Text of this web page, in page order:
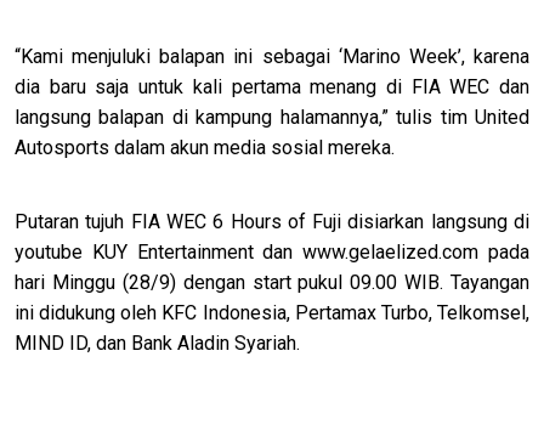
“Kami menjuluki balapan ini sebagai ‘Marino Week’, karena
dia baru saja untuk kali pertama menang di FIA WEC dan
langsung balapan di kampung halamannya,” tulis tim United
Autosports dalam akun media sosial mereka.
Putaran tujuh FIA WEC 6 Hours of Fuji disiarkan langsung di
youtube KUY Entertainment dan www.gelaelized.com pada
hari Minggu (28/9) dengan start pukul 09.00 WIB. Tayangan
ini didukung oleh KFC Indonesia, Pertamax Turbo, Telkomsel,
MIND ID, dan Bank Aladin Syariah.